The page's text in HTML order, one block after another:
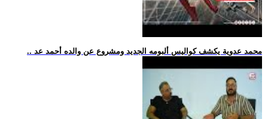
.. محمد عدوية يكشف كواليس ألبومه الجديد ومشروع عن والده أحمد عد